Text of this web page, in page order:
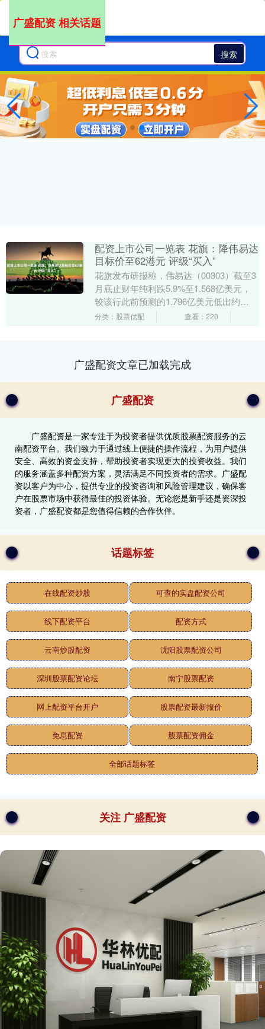
搜索
广盛配资 相关话题
配资上市公司一览表 花旗：降伟易达
目标价至62港元 评级“买入”
花旗发布研报称，伟易达（00303）截至3
月底止财年纯利跌5.9%至1.568亿美元，
较该行此前预测的1.796亿美元低出约
13%。业绩逊预期主因（1）美国独立....
分类：股票优配 查看：220
广盛配资文章已加载完成
广盛配资
广盛配资是一家专注于为投资者提供优质股票配资服务的云
南配资平台。我们致力于通过线上便捷的操作流程，为用户提供
安全、高效的资金支持，帮助投资者实现更大的投资收益。我们
的服务涵盖多种配资方案，灵活满足不同投资者的需求。广盛配
资以客户为中心，提供专业的投资咨询和风险管理建议，确保客
户在股票市场中获得最佳的投资体验。无论您是新手还是资深投
资者，广盛配资都是您值得信赖的合作伙伴。
话题标签
在线配资炒股 可查的实盘配资公司
线下配资平台 配资方式
云南炒股配资 沈阳股票配资公司
深圳股票配资论坛 南宁股票配资
网上配资平台开户 股票配资最新报价
免息配资 股票配资佣金
全部话题标签
关注 广盛配资